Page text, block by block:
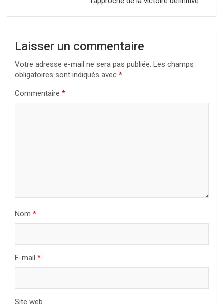
Laisser un commentaire
Votre adresse e-mail ne sera pas publiée. Les champs
obligatoires sont indiqués avec *
Commentaire *
Nom *
E-mail *
Site web